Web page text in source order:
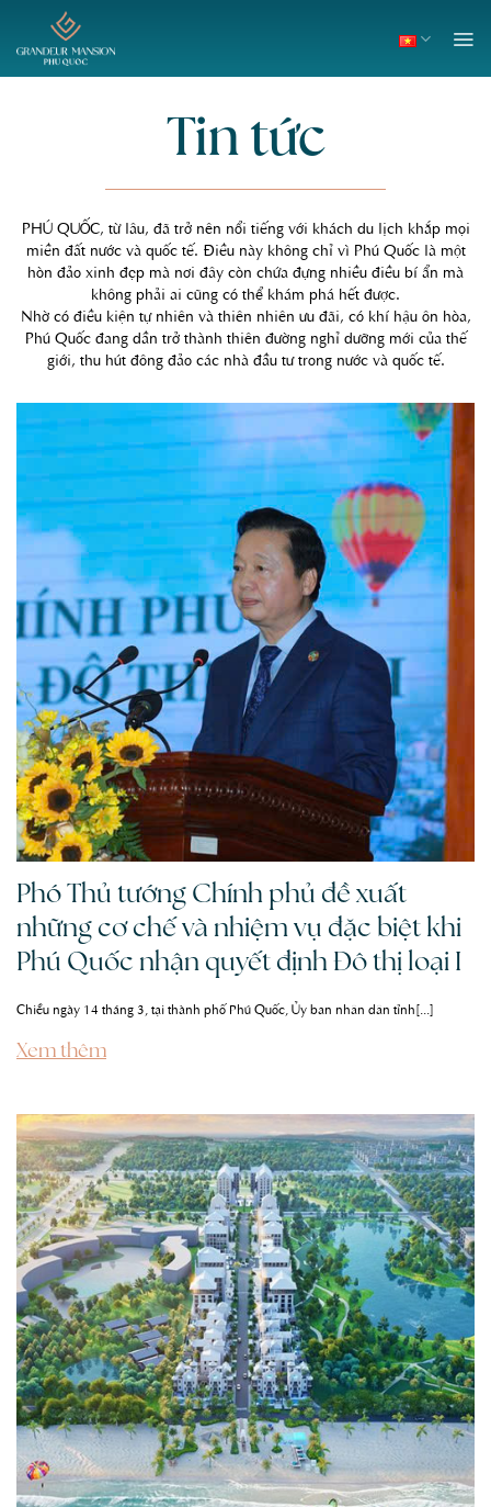
content
Tin tức
PHÚ QUỐC, từ lâu, đã trở nên nổi tiếng với khách du lịch khắp mọi
miền đất nước và quốc tế. Điều này không chỉ vì Phú Quốc là một
hòn đảo xinh đẹp mà nơi đây còn chứa đựng nhiều điều bí ẩn mà
không phải ai cũng có thể khám phá hết được.
Nhờ có điều kiện tự nhiên và thiên nhiên ưu đãi, có khí hậu ôn hòa,
Phú Quốc đang dần trở thành thiên đường nghỉ dưỡng mới của thế
giới, thu hút đông đảo các nhà đầu tư trong nước và quốc tế.
Phó Thủ tướng Chính phủ đề xuất
những cơ chế và nhiệm vụ đặc biệt khi
Phú Quốc nhận quyết định Đô thị loại I
Chiều ngày 14 tháng 3, tại thành phố Phú Quốc, Ủy ban nhân dân tỉnh[...]
Xem thêm